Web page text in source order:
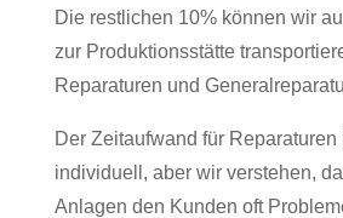
Die restlichen 10% können wir
zur Produktionsstätte
Reparaturen und
Der Zeitaufwand für Reparaturen
individuell, aber wir verstehen,
Anlagen den Kunden oft